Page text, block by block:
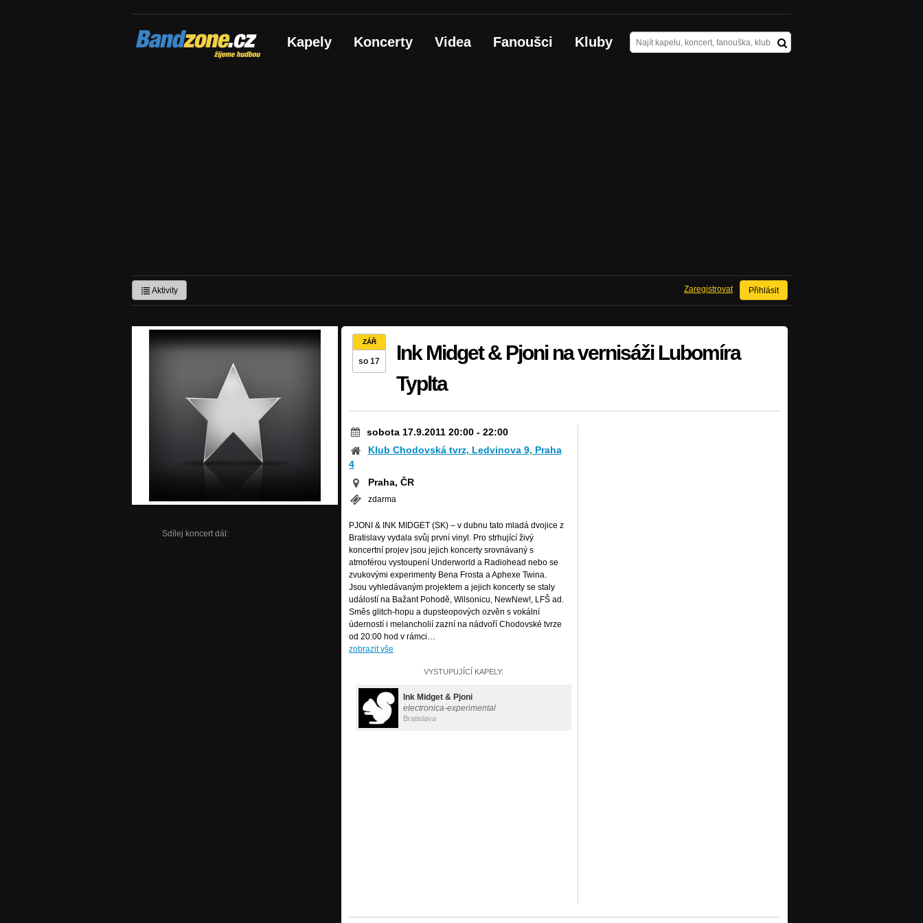
Bandzone.cz
žijeme hudbou Kapely Koncerty Videa Fanoušci Kluby
Aktivity Přihlásit
Zaregistrovat
Sdílej koncert dál:
ZÁŘ
so 17
Ink Midget & Pjoni na vernisáži Lubomíra
Typlta
sobota 17.9.2011 20:00 - 22:00
Klub Chodovská tvrz, Ledvinova 9, Praha
4
Praha, ČR
zdarma
PJONI & INK MIDGET (SK) – v dubnu tato mladá dvojice z
Bratislavy vydala svůj první vinyl. Pro strhující živý
koncertní projev jsou jejich koncerty srovnávaný s
atmoférou vystoupení Underworld a Radiohead nebo se
zvukovými experimenty Bena Frosta a Aphexe Twina.
Jsou vyhledávaným projektem a jejich koncerty se staly
událostí na Bažant Pohodě, Wilsonicu, NewNew!, LFŠ ad.
Směs glitch-hopu a dupsteopových ozvěn s vokální
úderností i melancholií zazní na nádvoří Chodovské tvrze
od 20:00 hod v rámci…
zobrazit vše
VYSTUPUJÍCÍ KAPELY:
Ink Midget & Pjoni
electronica-experimental
Bratislava